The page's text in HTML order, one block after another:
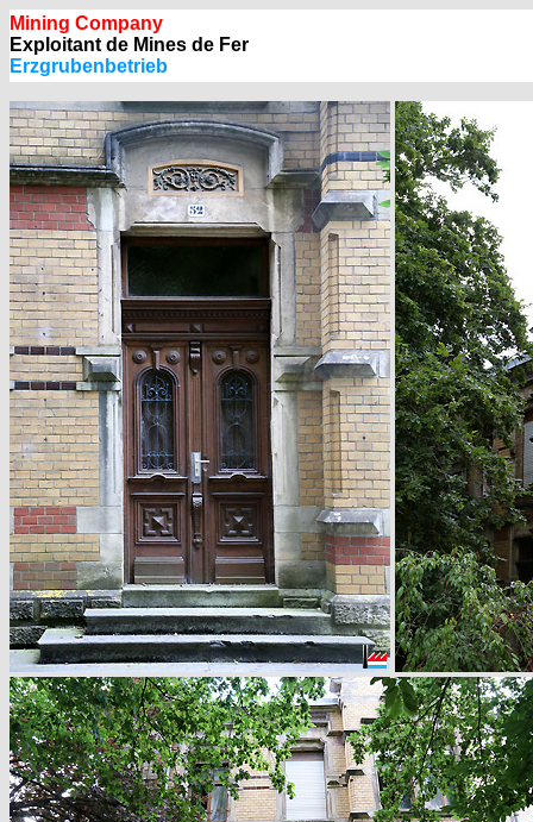
Mining Company
Exploitant de Mines de Fer
Erzgrubenbetrieb